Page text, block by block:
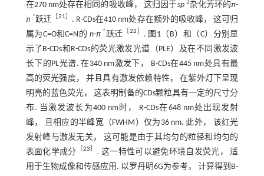
在270 nm处存在相同的吸收峰， 这归因于sp 2杂化芳环的π-
π *跃迁［21］ . R-CDs在410 nm处存在额外的吸收峰， 这可归
属为C=O和C=N的 n-π * 跃迁 ［22］ . 图1（B）和（C）分别显
示了B-CDs和R-CDs的荧光激发光谱（PLE）及在不同激发波
长下的PL光谱. 在340 nm激发下， B-CDs在445 nm处具有最
高的荧光强度， 并且具有激发依赖特性， 在紫外灯下呈现
明亮的蓝色荧光， 这表明制备的CDs颗粒具有一定的尺寸分
布. 当激发波长为400 nm时， R-CDs在648 nm处出现发射
峰， 且相应的半峰宽（FWHM）仅为36 nm. 此外， 该红光
发射峰与激发无关， 这可能是由于其均匀的粒径和均匀的
表面化学成分 ［23］
. 这一特性可以避免环境自发荧光， 适
用于生物成像和传感应用. 以罗丹明6G为参考， 计算得到B-